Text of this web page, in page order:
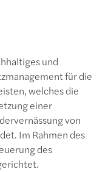
und
für die
welches die
einer
von
Im Rahmen des
des